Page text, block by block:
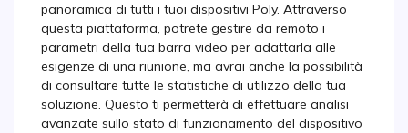
panoramica di tutti i tuoi dispositivi Poly. Attraverso
questa piattaforma, potrete gestire da remoto i
parametri della tua barra video per adattarla alle
esigenze di una riunione, ma avrai anche la possibilità
di consultare tutte le statistiche di utilizzo della tua
soluzione. Questo ti permetterà di effettuare analisi
avanzate sullo stato di funzionamento del dispositivo